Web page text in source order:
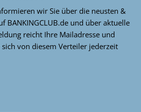
wir Sie über die neusten &
BANKINGCLUB.de und über aktuelle
reicht Ihre Mailadresse und
von diesem Verteiler jederzeit